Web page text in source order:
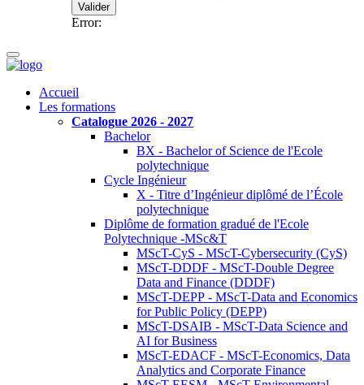
Valider
Error:
Accueil
Les formations
Catalogue 2026 - 2027
Bachelor
BX - Bachelor of Science de l'Ecole
polytechnique
Cycle Ingénieur
X - Titre d’Ingénieur diplômé de l’École
polytechnique
Diplôme de formation gradué de l'Ecole
Polytechnique -MSc&T
MScT-CyS - MScT-Cybersecurity (CyS)
MScT-DDDF - MScT-Double Degree
Data and Finance (DDDF)
MScT-DEPP - MScT-Data and Economics
for Public Policy (DEPP)
MScT-DSAIB - MScT-Data Science and
AI for Business
MScT-EDACF - MScT-Economics, Data
Analytics and Corporate Finance